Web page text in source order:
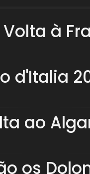
à
d'Italia
ao
os